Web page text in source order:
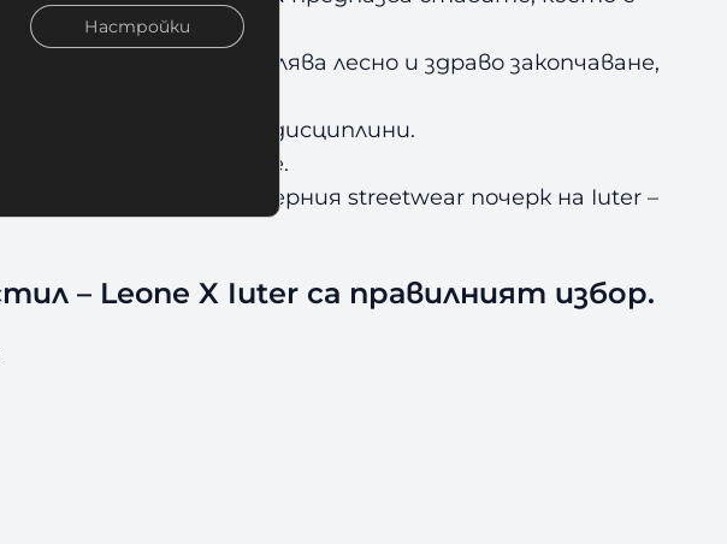
лепенка позволява лесно и здраво закопчаване,
и други ударни дисциплини.
умората на ръцете.
която носи характерния streetwear почерк на Iuter–
– Leone X Iuter са правилният избор.
Настройки